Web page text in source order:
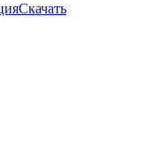
Скачать